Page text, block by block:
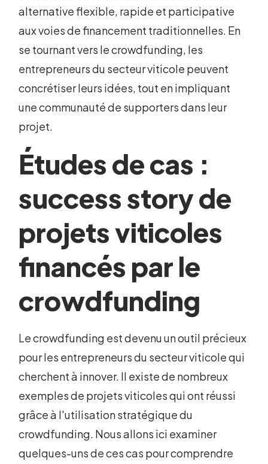
alternative flexible, rapide et participative
aux voies de financement traditionnelles. En
se tournant vers le crowdfunding, les
entrepreneurs du secteur viticole peuvent
concrétiser leurs idées, tout en impliquant
une communauté de supporters dans leur
projet.
Études de cas :
success story de
projets viticoles
financés par le
crowdfunding
Le crowdfunding est devenu un outil précieux
pour les entrepreneurs du secteur viticole qui
cherchent à innover. Il existe de nombreux
exemples de projets viticoles qui ont réussi
grâce à l'utilisation stratégique du
crowdfunding. Nous allons ici examiner
quelques-uns de ces cas pour comprendre